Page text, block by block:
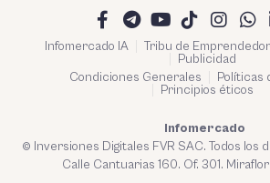
Infomercado IA Tribu de
Publicidad
Condiciones Generales
Políticas
Principios éticos
Infomercado
© Inversiones Digitales FVR SAC. Todos los
Calle Cantuarias 160. Of. 301.